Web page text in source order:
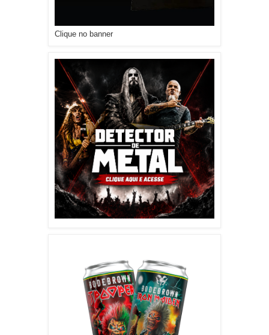
Clique no banner